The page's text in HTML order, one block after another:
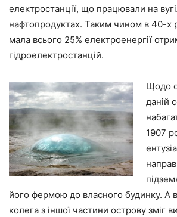
електростанції, що працювали на
нафтопродуктах. Таким чином в 40-х
мала всього 25% електроенергії
гідроелектростанцій.
Щодо
даній
1907
його фермою до власного будинку. А
колега з іншої частини острову зміг